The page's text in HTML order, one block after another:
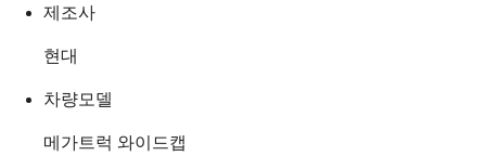
제조사
현대
차량모델
메가트럭 와이드캡